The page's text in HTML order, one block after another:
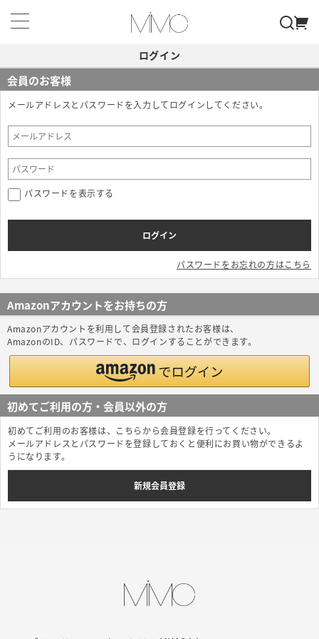
ログイン
会員のお客様
メールアドレスとパスワードを入力してログインしてください。
パスワードを表示する
パスワードをお忘れの方はこちら
Amazonアカウントをお持ちの方
Amazonアカウントを利用して会員登録されたお客様は、
AmazonのID、パスワードで、ログインすることができます。
初めてご利用の方・会員以外の方
初めてご利用のお客様は、こちらから会員登録を行ってください。
メールアドレスとパスワードを登録しておくと便利にお買い物ができるよ
うになります。